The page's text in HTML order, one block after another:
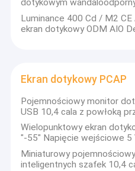
dotykowym
Luminance 400 Cd / M2 CE
ekran dotykowy ODM AIO
Ekran dotykowy PCAP
Pojemnościowy monitor
USB 10,4 cala z powłoką
Wielopunktowy ekran
"-55" Napięcie wejściowe 5
Miniaturowy
inteligentnych szafek 10,4